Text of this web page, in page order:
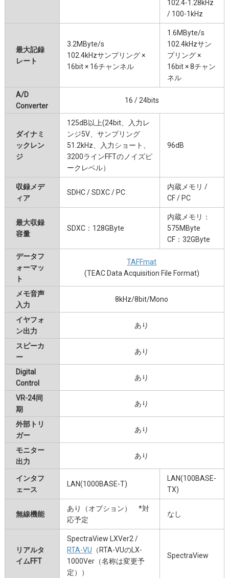
102.4-1.28kHz
/ 100-1kHz
最大記録
レート
3.2MByte/s
102.4kHzサンプリング ×
16bit × 16チャンネル
1.6MByte/s
102.4kHzサン
プリング ×
16bit × 8チャン
ネル
A/D
Converter
16 / 24bits
ダイナミ
ックレン
ジ
125dB以上(24bit、入力レ
ンジ5V、サンプリング
51.2kHz、入力ショート、
3200ラインFFTのノイズピ
ークレベル）
96dB
収録メデ
ィア
SDHC / SDXC / PC
内蔵メモリ /
CF / PC
最大収録
容量
SDXC：128GByte
内蔵メモリ：
575MByte
CF：32GByte
データフ
ォーマッ
ト
TAFFmat
(TEAC Data Acquisition File Format)
メモ音声
入力
8kHz/8bit/Mono
イヤフォ
ン出力
あり
スピーカ
ー
あり
Digital
Control
あり
VR-24同
期
あり
外部トリ
ガー
あり
モニター
出力
あり
インタフ
ェース
LAN(1000BASE-T)
LAN(100BASE-
TX)
無線機能
あり（オプション） *対
応予定
なし
リアルタ
イムFFT
SpectraView LXVer2 /
RTA-VU （RTA-VUのLX-
1000Ver（名称は変更予
定））
SpectraView